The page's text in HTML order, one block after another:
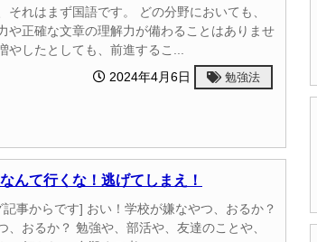
それはまず国語です。 どの分野においても、
や正確な文章の理解力が備わることはありませ
やしたとしても、前進するこ...
2024年4月6日
勉強法
んて行くな！逃げてしまえ！
事からです] おい！学校が嫌なやつ、おるか？
、おるか？ 勉強や、部活や、友達のことや、